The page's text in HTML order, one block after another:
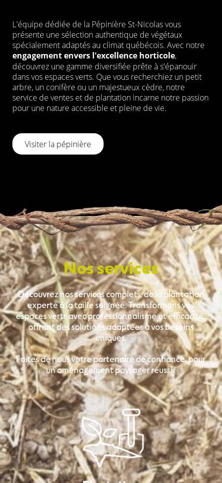
L'équipe dédiée de la Pépinière St-Nicolas vous
présente une sélection authentique de végétaux
spécialement adaptés au climat québécois. Avec notre
engagement envers l'excellence horticole,
découvrez une gamme diversifiée prête à s'épanouir
dans vos espaces verts. Que vous recherchiez un petit
arbre, un conifère ou un majestueux cèdre, notre
service de ventes et de plantation incarne notre passion
pour une nature accessible et pleine de vie.
Visiter la pépinière
Nos services
Découvrez nos services complets, de la plantation
experte à la taille soignée. Transformons vos
espaces verts avec professionnalisme et efficacité,
offrant des solutions adaptées à vos besoins
uniques.
Faites de nous votre partenaire de confiance, pour
un aménagement paysager réussi !